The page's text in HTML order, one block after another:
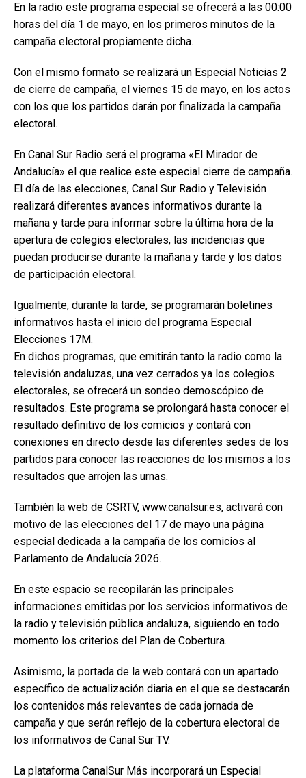
En la radio este programa especial se ofrecerá a las 00:00
horas del día 1 de mayo, en los primeros minutos de la
campaña electoral propiamente dicha.
Con el mismo formato se realizará un Especial Noticias 2
de cierre de campaña, el viernes 15 de mayo, en los actos
con los que los partidos darán por finalizada la campaña
electoral.
En Canal Sur Radio será el programa «El Mirador de
Andalucía» el que realice este especial cierre de campaña.
El día de las elecciones, Canal Sur Radio y Televisión
realizará diferentes avances informativos durante la
mañana y tarde para informar sobre la última hora de la
apertura de colegios electorales, las incidencias que
puedan producirse durante la mañana y tarde y los datos
de participación electoral.
Igualmente, durante la tarde, se programarán boletines
informativos hasta el inicio del programa Especial
Elecciones 17M.
En dichos programas, que emitirán tanto la radio como la
televisión andaluzas, una vez cerrados ya los colegios
electorales, se ofrecerá un sondeo demoscópico de
resultados. Este programa se prolongará hasta conocer el
resultado definitivo de los comicios y contará con
conexiones en directo desde las diferentes sedes de los
partidos para conocer las reacciones de los mismos a los
resultados que arrojen las urnas.
También la web de CSRTV, www.canalsur.es, activará con
motivo de las elecciones del 17 de mayo una página
especial dedicada a la campaña de los comicios al
Parlamento de Andalucía 2026.
En este espacio se recopilarán las principales
informaciones emitidas por los servicios informativos de
la radio y televisión pública andaluza, siguiendo en todo
momento los criterios del Plan de Cobertura.
Asimismo, la portada de la web contará con un apartado
específico de actualización diaria en el que se destacarán
los contenidos más relevantes de cada jornada de
campaña y que serán reflejo de la cobertura electoral de
los informativos de Canal Sur TV.
La plataforma CanalSur Más incorporará un Especial